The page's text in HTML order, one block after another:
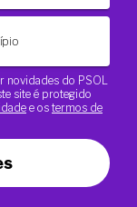
novidades do PSOL
site é protegido
e os termos de